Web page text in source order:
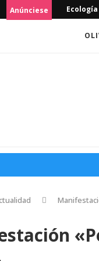
Anúnciese Ecología